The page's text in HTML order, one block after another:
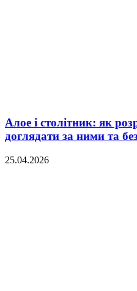
Алое і столітник: як
доглядати за ними та
25.04.2026